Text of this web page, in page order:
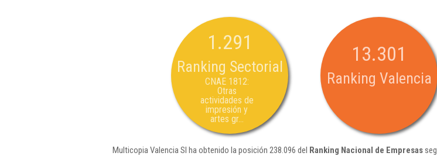
1.291
Ranking Sectorial
CNAE 1812:
Otras
actividades de
impresión y
artes gr...
13.301
Ranking Valencia
Multicopia Valencia Sl ha obtenido la posición 238.096 del Ranking Nacional de Empresas